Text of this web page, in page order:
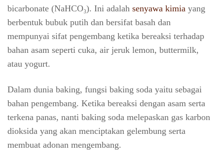
bicarbonate (NaHCO₃). Ini adalah senyawa kimia yang
berbentuk bubuk putih dan bersifat basah dan
mempunyai sifat pengembang ketika bereaksi terhadap
bahan asam seperti cuka, air jeruk lemon, buttermilk,
atau yogurt.
Dalam dunia baking, fungsi baking soda yaitu sebagai
bahan pengembang. Ketika bereaksi dengan asam serta
terkena panas, nanti baking soda melepaskan gas karbon
dioksida yang akan menciptakan gelembung serta
membuat adonan mengembang.